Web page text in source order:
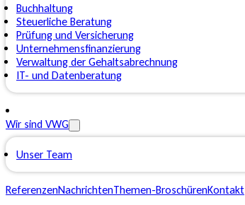
Buchhaltung
Steuerliche Beratung
Prüfung und Versicherung
Unternehmensfinanzierung
Verwaltung der Gehaltsabrechnung
IT- und Datenberatung
Wir sind VWG
Unser Team
ReferenzenNachrichtenThemen-BroschürenKontakt